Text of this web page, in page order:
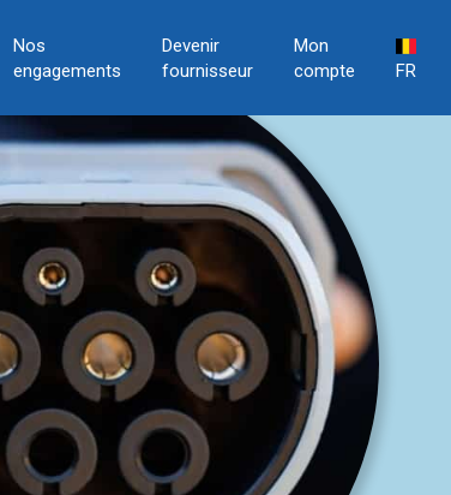
Nos
engagements
Devenir
fournisseur
Mon
compte
FR